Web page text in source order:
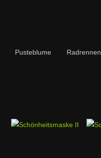
Pusteblume Radrennen